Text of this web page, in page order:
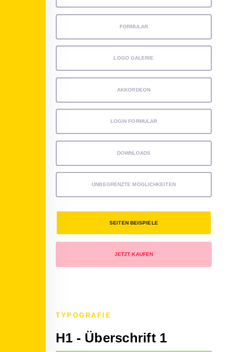
FORMULAR
LOGO GALERIE
AKKORDEON
LOGIN FORMULAR
DOWNLOADS
UNBEGRENZTE MÖGLICHKEITEN
SEITEN BEISPIELE
JETZT KAUFEN
TYPOGRAFIE
H1 - Überschrift 1